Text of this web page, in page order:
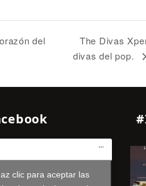
del
The Divas
divas del pop.
clic para aceptar las